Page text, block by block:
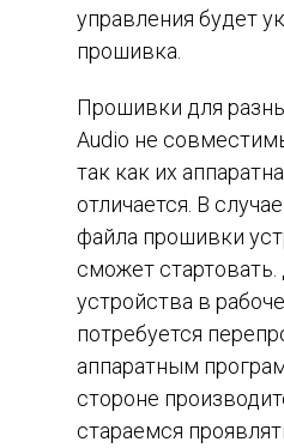
управления будет
прошивка.
Прошивки для
Audio не
так как их
отличается. В
файла прошивки
сможет
устройства в
потребуется
аппаратным
стороне
стараемся